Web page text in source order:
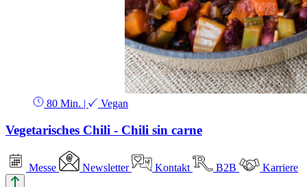
80 Min. | Vegan
Vegetarisches Chili - Chili sin carne
Messe Newsletter Kontakt B2B Karriere